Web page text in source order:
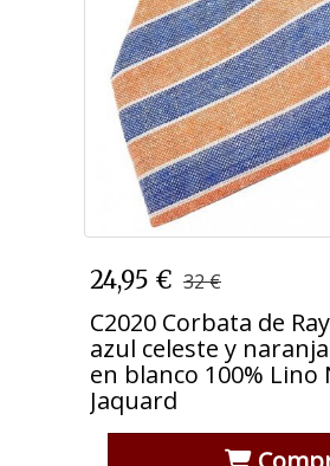
C2020 Corbata de
azul celeste y
en blanco 100%
Jaquard
24,95 € 32 €
C2020 Corbata de
azul celeste y
en blanco 100% Lino
Jaquard